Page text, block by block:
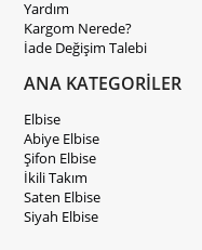
Yardım
Kargom Nerede?
İade Değişim Talebi
ANA KATEGORİLER
Elbise
Abiye Elbise
Şifon Elbise
İkili Takım
Saten Elbise
Siyah Elbise